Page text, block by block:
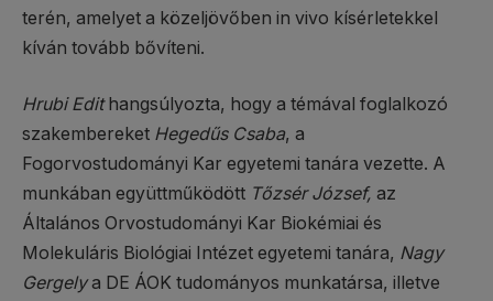
terén, amelyet a közeljövőben in vivo kísérletekkel
kíván tovább bővíteni.
Hrubi Edithangsúlyozta, hogy a témával foglalkozó
szakembereket Hegedűs Csaba, a
Fogorvostudományi Kar egyetemi tanára vezette. A
munkában együttműködött Tőzsér József, az
Általános Orvostudományi Kar Biokémiai és
Molekuláris Biológiai Intézet egyetemi tanára, Nagy
Gergelya DE ÁOK tudományos munkatársa, illetve